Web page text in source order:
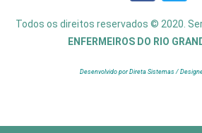
Todos os direitos reservados © 2020.
ENFERMEIROS DO RIO
Desenvolvido por Direta Sistemas /